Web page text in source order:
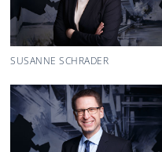
SUSANNE SCHRADER